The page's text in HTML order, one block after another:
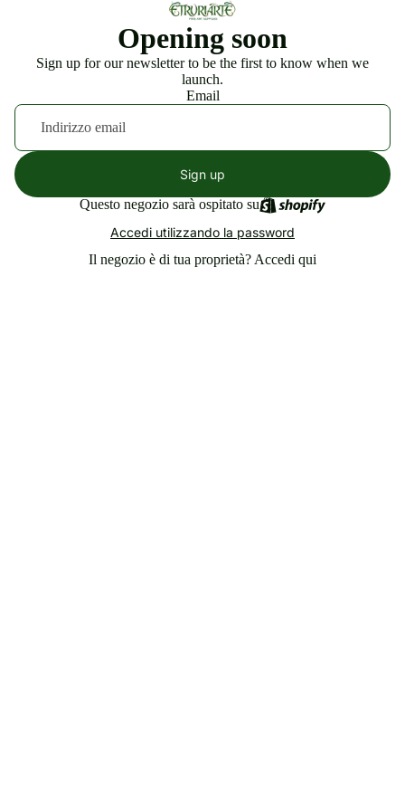
Opening soon
Sign up for our newsletter to be the first to know when we
launch.
Email
Sign up
Questo negozio sarà ospitato su
Accedi utilizzando la password
Il negozio è di tua proprietà? Accedi qui